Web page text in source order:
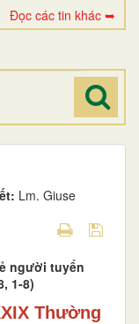
Đọc các tin khác ➥
Lm. Giuse
người tuyển
1-8)
Thường